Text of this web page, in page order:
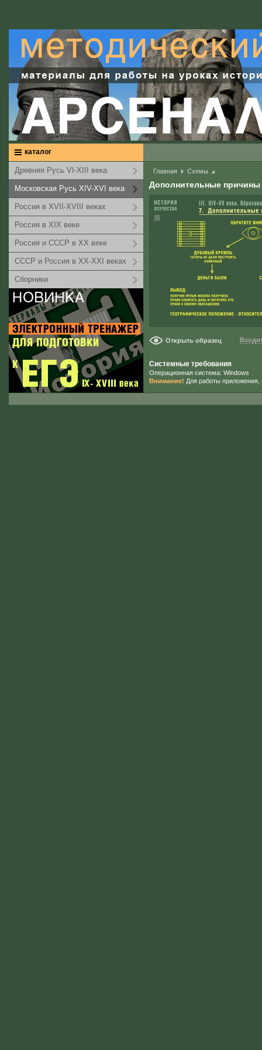
каталог
Древняя Русь VI-XIII века
Московская Русь XIV-XVI века
Россия в XVII-XVIII веках
Россия в XIX веке
Россия и СССР в XX веке
СССР и Россия в XX-XXI веках
Сборники
Главная Схемы
Дополнительные
Открыть образец
Системные требования
Операционная система: Windows
Внимание! Для работы приложения,